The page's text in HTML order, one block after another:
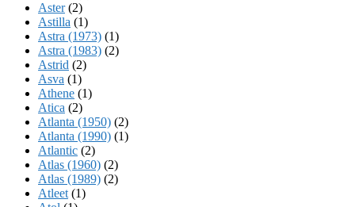
Aster(2)
Astilla (1)
Astra (1973) (1)
Astra (1983) (2)
Astrid (2)
Asva (1)
Athene (1)
Atica (2)
Atlanta (1950) (2)
Atlanta (1990) (1)
Atlantic (2)
Atlas (1960) (2)
Atlas (1989) (2)
Atleet (1)